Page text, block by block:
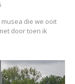
die we ooit
door toen ik